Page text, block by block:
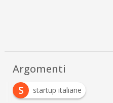
Argomenti
S
startup italiane